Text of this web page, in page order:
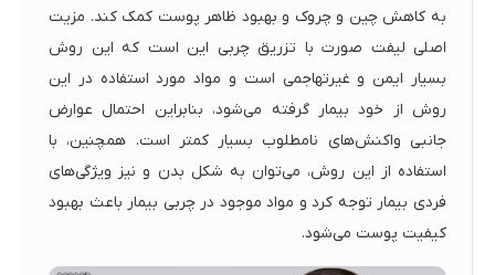
به کاهش چین و چروک و بهبود ظاهر پوست کمک کند. مزیت
اصلی لیفت صورت با تزریق چربی این است که این روش
بسیار ایمن و غیرتهاجمی است و مواد مورد استفاده در این
روش از خود بیمار گرفته می‌شود، بنابراین احتمال عوارض
جانبی واکنش‌های نامطلوب بسیار کمتر است. همچنین، با
استفاده از این روش، می‌توان به شکل بدن و نیز ویژگی‌های
فردی بیمار توجه کرد و مواد موجود در چربی بیمار باعث بهبود
کیفیت پوست می‌شود.